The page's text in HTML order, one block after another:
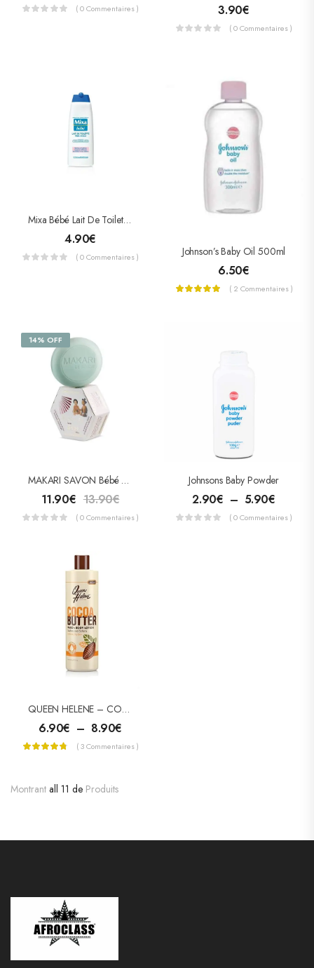
( 0 Commentaires ) 3.90€
( 0 Commentaires )
Mixa Bébé Lait De Toilette Très Doux
4.90€
( 0 Commentaires ) Johnson’s Baby Oil 500ml
6.50€
( 2 Commentaires )
14% OFF
MAKARI SAVON Bébé 200g
11.90€ 13.90€
( 0 Commentaires )
Johnsons Baby Powder
2.90€ – 5.90€
( 0 Commentaires )
QUEEN HELENE – COCOA BUTTER LOTION AU BEURRE DE CACAO [CORPS ET MAINS]
6.90€ – 8.90€
( 3 Commentaires )
Montrant all 11 de Produits